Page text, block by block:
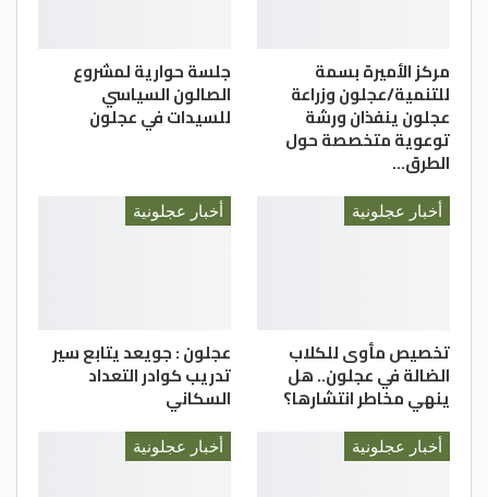
مركز الأميرة بسمة
للتنمية/عجلون وزراعة
عجلون ينفذان ورشة
توعوية متخصصة حول
الطرق…
جلسة حوارية لمشروع
الصالون السياسي
للسيدات في عجلون
أخبار عجلونية
تخصيص مأوى للكلاب
الضالة في عجلون.. هل
ينهي مخاطر انتشارها؟
أخبار عجلونية
عجلون : جويعد يتابع سير
تدريب كوادر التعداد
السكاني
أخبار عجلونية أخبار عجلونية